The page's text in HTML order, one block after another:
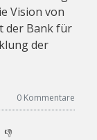
Vision von
der Bank für
der
0 Kommentare
👎